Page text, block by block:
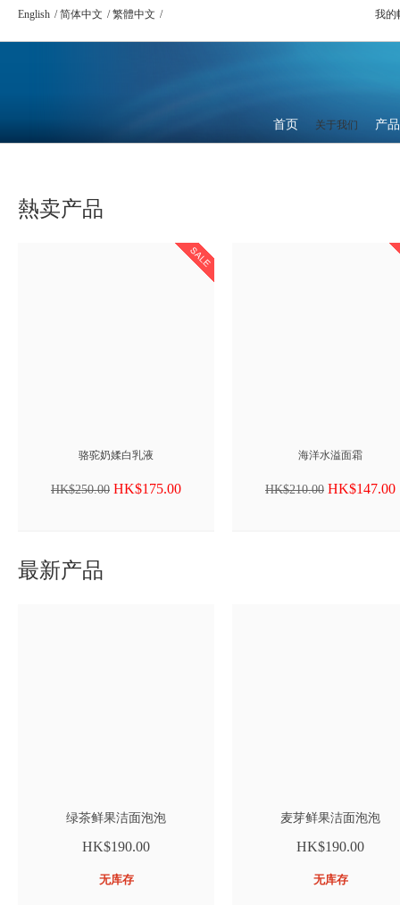
English 简体中文 繁體中文 我的
首页 关于我们 产品
熱卖产品
骆驼奶媃白乳液
HK$250.00 HK$175.00
海洋水溢面霜
HK$210.00 HK$147.00
最新产品
绿茶鲜果洁面泡泡
HK$190.00
无库存
麦芽鲜果洁面泡泡
HK$190.00
无库存